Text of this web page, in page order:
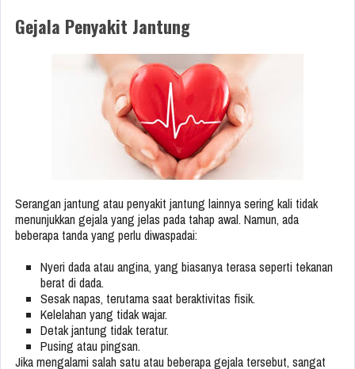
Gejala Penyakit Jantung
Serangan jantung atau penyakit jantung lainnya sering kali tidak
menunjukkan gejala yang jelas pada tahap awal. Namun, ada
beberapa tanda yang perlu diwaspadai:
Nyeri dada atau angina, yang biasanya terasa seperti tekanan
berat di dada.
Sesak napas, terutama saat beraktivitas fisik.
Kelelahan yang tidak wajar.
Detak jantung tidak teratur.
Pusing atau pingsan.
Jika mengalami salah satu atau beberapa gejala tersebut, sangat